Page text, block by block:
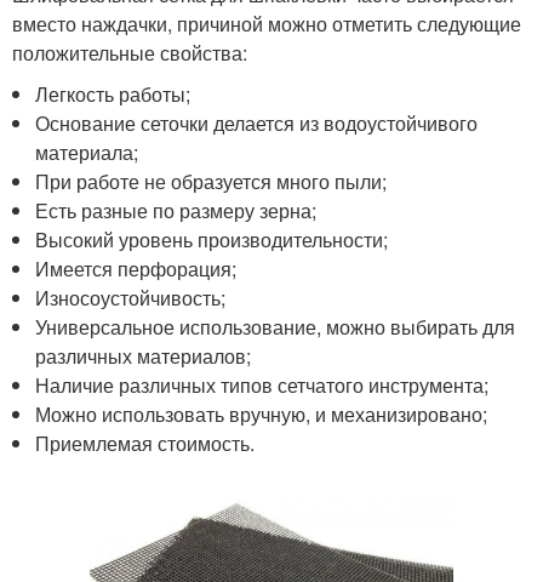
вместо наждачки, причиной можно отметить следующие
положительные свойства:
Легкость работы;
Основание сеточки делается из водоустойчивого
материала;
При работе не образуется много пыли;
Есть разные по размеру зерна;
Высокий уровень производительности;
Имеется перфорация;
Износоустойчивость;
Универсальное использование, можно выбирать для
различных материалов;
Наличие различных типов сетчатого инструмента;
Можно использовать вручную, и механизировано;
Приемлемая стоимость.